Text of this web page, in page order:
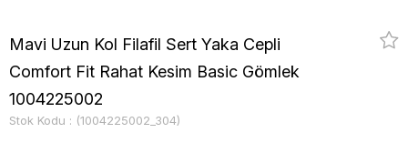
Mavi Uzun Kol Filafil Sert Yaka Cepli
Comfort Fit Rahat Kesim Basic Gömlek
1004225002
Stok Kodu (1004225002_304)